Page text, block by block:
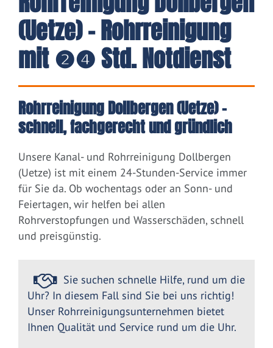
(Uetze) - Rohrreinigung
mit ❷❹ Std. Notdienst
Rohrreinigung Dollbergen (Uetze) –
schnell, fachgerecht und gründlich
Unsere Kanal- und Rohrreinigung Dollbergen
(Uetze) ist mit einem 24-Stunden-Service immer
für Sie da. Ob wochentags oder an Sonn- und
Feiertagen, wir helfen bei allen
Rohrverstopfungen und Wasserschäden, schnell
und preisgünstig.
Sie suchen schnelle Hilfe, rund um die
Uhr? In diesem Fall sind Sie bei uns richtig!
Unser Rohrreinigungsunternehmen bietet
Ihnen Qualität und Service rund um die Uhr.